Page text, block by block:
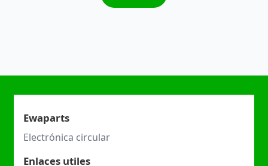
Ewaparts
Electrónica circular
Enlaces utiles